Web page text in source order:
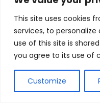
This site uses cookies
services, to
use of this site is
you agree to its use of
Customize